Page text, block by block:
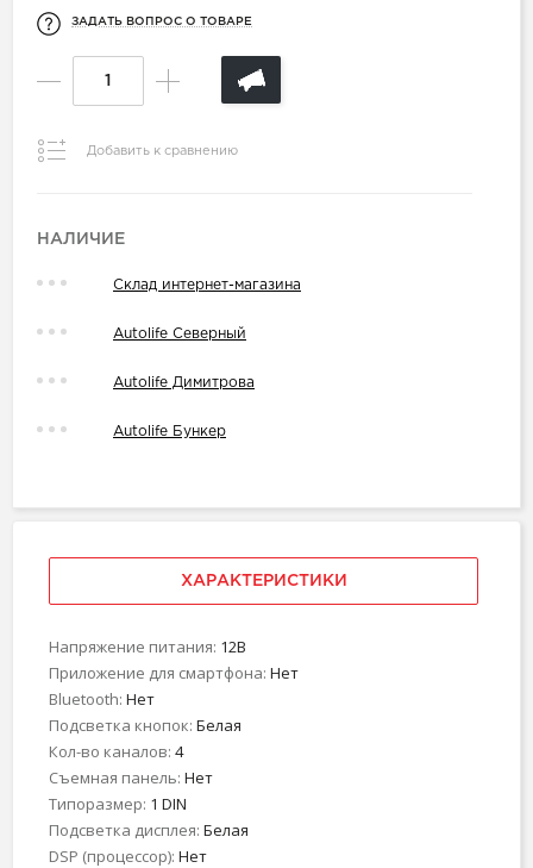
ЗАДАТЬ ВОПРОС О ТОВАРЕ
Добавить к сравнению
НАЛИЧИЕ
Склад интернет-магазина
Autolife Северный
Autolife Димитрова
Autolife Бункер
ХАРАКТЕРИСТИКИ
Напряжение питания: 12В
Приложение для смартфона: Нет
Bluetooth: Нет
Подсветка кнопок: Белая
Кол-во каналов: 4
Съемная панель: Нет
Типоразмер: 1 DIN
Подсветка дисплея: Белая
DSP (процессор): Нет